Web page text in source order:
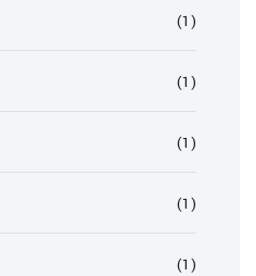
(1)
(1)
(1)
(1)
(1)